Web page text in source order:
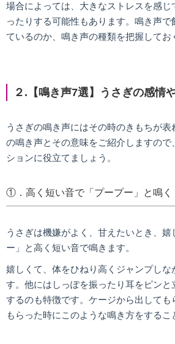
場合によっては、大きなストレスを感
ったりする可能性もあります。鳴き声で
ているのか、鳴き声の種類を把握してお
２. 【鳴き声7選】うさぎの感情
うさぎの鳴き声にはその時のきもちが
の鳴き声とその意味をご紹介しますので
ションに役立てましょう。
①．高く短い音で「プープー」と鳴く
うさぎは機嫌がよく、甘えたいとき、
ー」と高く短い音で鳴きます。
嬉しくて、体をひねり高くジャンプしな
す。他にはしっぽを振ったり耳をピンと
するのも特徴です。ケージから出しても
もらった時にこのような鳴き方をするこ